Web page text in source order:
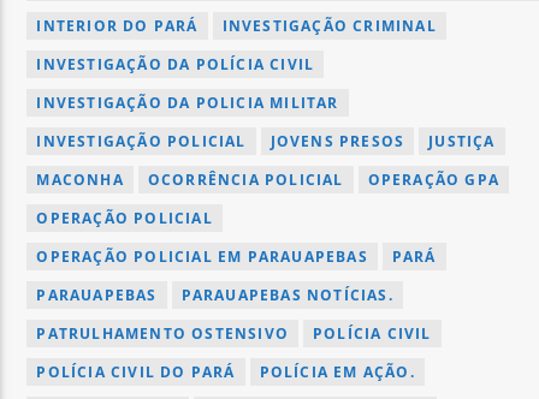
INTERIOR DO PARÁ
INVESTIGAÇÃO CRIMINAL
INVESTIGAÇÃO DA POLÍCIA CIVIL
INVESTIGAÇÃO DA POLICIA MILITAR
INVESTIGAÇÃO POLICIAL
JOVENS PRESOS
JUSTIÇA
MACONHA
OCORRÊNCIA POLICIAL
OPERAÇÃO GPA
OPERAÇÃO POLICIAL
OPERAÇÃO POLICIAL EM PARAUAPEBAS
PARÁ
PARAUAPEBAS
PARAUAPEBAS NOTÍCIAS.
PATRULHAMENTO OSTENSIVO
POLÍCIA CIVIL
POLÍCIA CIVIL DO PARÁ
POLÍCIA EM AÇÃO.